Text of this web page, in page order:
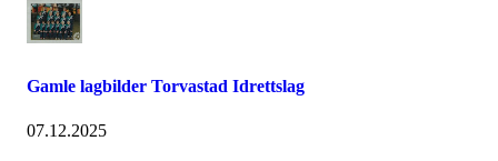
Gamle lagbilder Torvastad Idrettslag
07.12.2025